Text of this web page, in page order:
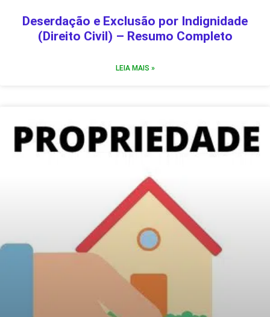
Deserdação e Exclusão por Indignidade
(Direito Civil) – Resumo Completo
LEIA MAIS »